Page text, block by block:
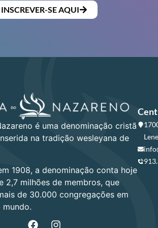
INSCREVER-SE AQUI
é uma denominação cristã
na tradição wesleyana de
1908, a denominação conta hoje
2,7 milhões de membros, que
de 30.000 congregações em
mundo.